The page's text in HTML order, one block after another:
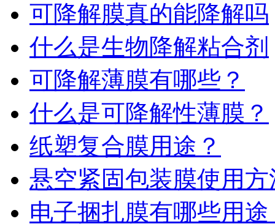
可降解膜真的能降解吗
什么是生物降解粘合剂
可降解薄膜有哪些？
什么是可降解性薄膜？
纸塑复合膜用途？
悬空紧固包装膜使用方
电子捆扎膜有哪些用途